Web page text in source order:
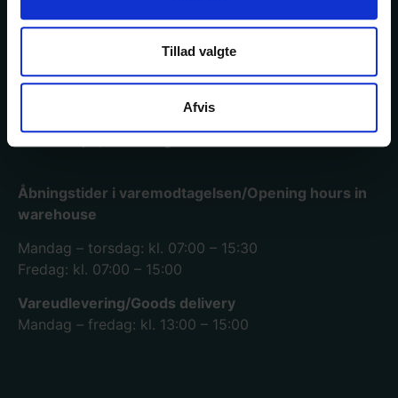
Tillad valgte
Afvis
Åbningstider i varemodtagelsen/Opening hours in
warehouse
Mandag – torsdag: kl. 07:00 – 15:30
Fredag: kl. 07:00 – 15:00
Vareudlevering/Goods delivery
Mandag – fredag: kl. 13:00 – 15:00